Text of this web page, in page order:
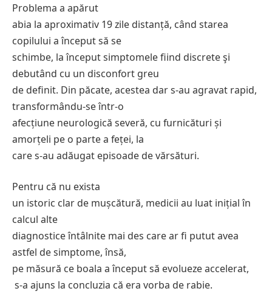
Problema a apărut
abia la aproximativ 19 zile distanță, când starea
copilului a început să se
schimbe, la început simptomele fiind discrete şi
debutând cu un disconfort greu
de definit. Din păcate, acestea dar s-au agravat rapid,
transformându-se într-o
afecțiune neurologică severă, cu furnicături și
amorțeli pe o parte a feței, la
care s-au adăugat episoade de vărsături.
Pentru că nu exista
un istoric clar de mușcătură, medicii au luat inițial în
calcul alte
diagnostice întâlnite mai des care ar fi putut avea
astfel de simptome, însă,
pe măsură ce boala a început să evolueze accelerat,
s-a ajuns la concluzia că era vorba de rabie.